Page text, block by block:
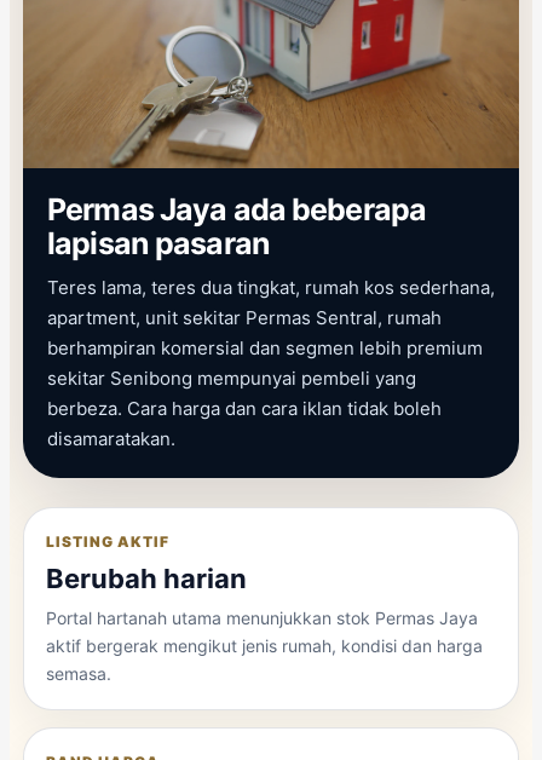
Permas Jaya ada beberapa
lapisan pasaran
Teres lama, teres dua tingkat, rumah kos sederhana,
apartment, unit sekitar Permas Sentral, rumah
berhampiran komersial dan segmen lebih premium
sekitar Senibong mempunyai pembeli yang
berbeza. Cara harga dan cara iklan tidak boleh
disamaratakan.
LISTING AKTIF
Berubah harian
Portal hartanah utama menunjukkan stok Permas Jaya
aktif bergerak mengikut jenis rumah, kondisi dan harga
semasa.